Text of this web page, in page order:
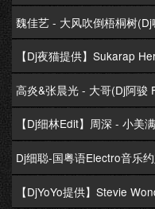
魏佳艺 - 大风吹倒梧桐树
高炎&张晨光 - 大哥(Dj阿骏
【Dj细林Edit】周深 - 小美
【DjYoYo提供】Stevie